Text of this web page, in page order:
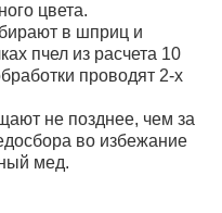
цвета.
в шприц и
пчел из расчета 10
проводят 2-х
не позднее, чем за
во избежание
мед.